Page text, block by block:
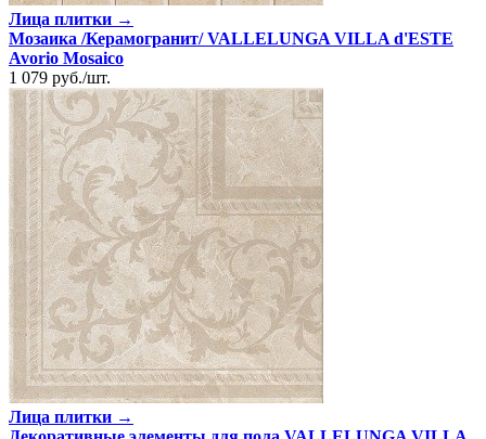
Лица плитки →
Мозаика /Керамогранит/ VALLELUNGA VILLA d'ESTE
Avorio Mosaico
1 079 руб./шт.
Лица плитки →